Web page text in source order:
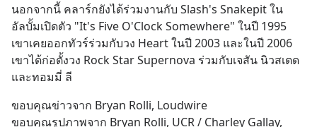
“ป้าเก๋าเล่ากลโกง” เพื่อรู้ทันมุก
หลอกลวงในคราบ
นอกจากนี้ คลาร์กยังได้ร่วมงานกับ Slash's Snakepit ใน
อัลบั้มเปิดตัว "It's Five O'Clock Somewhere" ในปี 1995
เขาเคยออกทัวร์ร่วมกับวง Heart ในปี 2003 และในปี 2006
เขาได้ก่อตั้งวง Rock Star Supernova ร่วมกับเจสัน นิวสเตด
และทอมมี่ ลี
ขอบคุณข่าวจาก Bryan Rolli, Loudwire
ขอบคุณรูปภาพจาก Bryan Rolli, UCR / Charley Gallay,